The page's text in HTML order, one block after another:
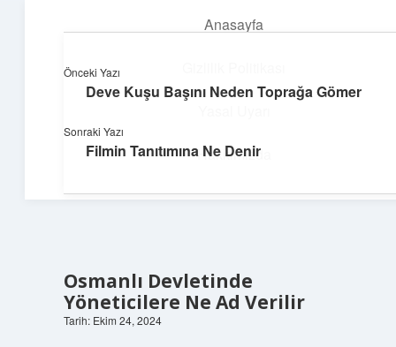
Anasayfa
Hakkımızda
Pratik Çözüm Rehberi
Hayatını kolaylaştıran zekice fikirler!
Osmanlı Devletinde
Yöneticilere Ne Ad Verilir
Tarih: Ekim 24, 2024
Önceki Yazı
Deve Kuşu Başını Neden Toprağa Gömer
Sonraki Yazı
Filmin Tanıtımına Ne Denir